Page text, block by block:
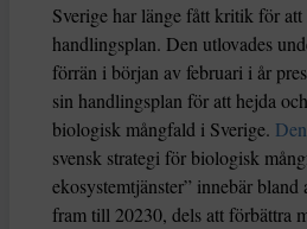
Sverige har länge fått kritik för att
handlingsplan. Den utlovades
förrän i början av februari i år
sin handlingsplan för att hejda
biologisk mångfald i Sverige.
svensk strategi för biologisk
ekosystemtjänster” innebär bland
fram till 20230, dels att förbättra